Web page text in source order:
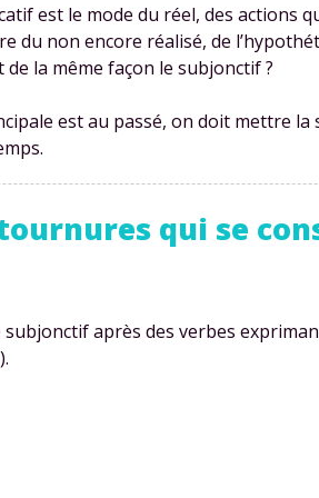
est le mode du réel, des actions
du non encore réalisé, de
la même façon le subjonctif ?
est au passé, on doit mettre
qui se
après des verbes